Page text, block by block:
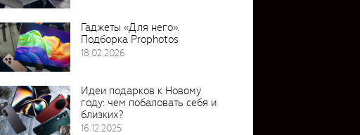
Гаджеты «Для него».
Подборка Prophotos
18.02.2026
Идеи подарков к Новому
году: чем побаловать себя и
близких?
16.12.2025